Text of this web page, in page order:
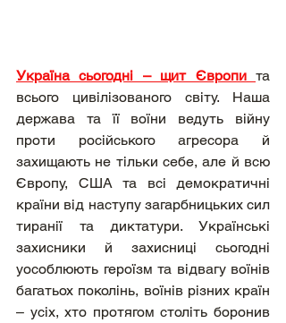
Україна сьогодні – щит Європи та
всього цивілізованого світу. Наша
держава та її воїни ведуть війну
проти російського агресора й
захищають не тільки себе, але й всю
Європу, США та всі демократичні
країни від наступу загарбницьких сил
тиранії та диктатури. Українські
захисники й захисниці сьогодні
уособлюють героїзм та відвагу воїнів
багатьох поколінь, воїнів різних країн
– усіх, хто протягом століть боронив